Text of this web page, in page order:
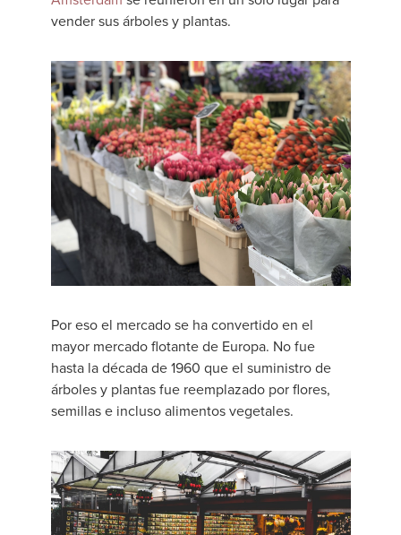
vender sus árboles y plantas.
Por eso el mercado se ha convertido en el
mayor mercado flotante de Europa. No fue
hasta la década de 1960 que el suministro de
árboles y plantas fue reemplazado por flores,
semillas e incluso alimentos vegetales.